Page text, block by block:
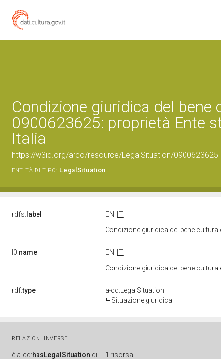
Condizione giuridica del bene
0900623625: proprietà Ente
Italia
https://w3id.org/arco/resource/LegalSituation/
ENTITÀ DI TIPO: LegalSituation
rdfs: label EN
IT
Condizione giuridica del bene
l0:name EN
IT
Condizione giuridica del bene
rdf:type
a-cd:LegalSituation
Situazione giuridica
RELAZIONI INVERSE
è a-cd:hasLegalSituation di 1 risorsa